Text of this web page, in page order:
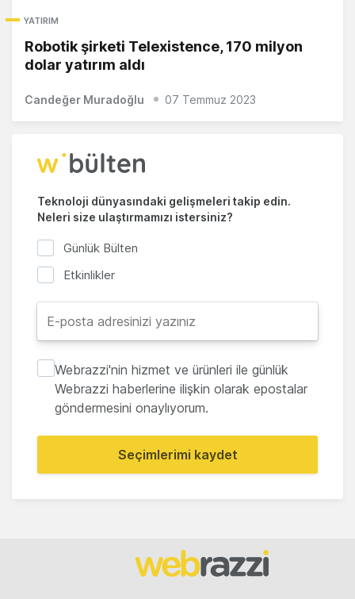
YATIRIM
Robotik şirketi Telexistence, 170 milyon
dolar yatırım aldı
Candeğer Muradoğlu 07 Temmuz 2023
Teknoloji dünyasındaki gelişmeleri takip edin.
Neleri size ulaştırmamızı istersiniz?
Günlük Bülten
Etkinlikler
Webrazzi'nin hizmet ve ürünleri ile günlük
Webrazzi haberlerine ilişkin olarak epostalar
göndermesini onaylıyorum.
Seçimlerimi kaydet